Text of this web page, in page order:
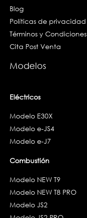
Blog
Políticas de privacidad
Términos y Condiciones
Cita Post Venta
Modelos
Eléctricos
Modelo E30X
Modelo e-JS4
Modelo e-J7
Combustión
Modelo NEW T9
Modelo NEW T8 PRO
Modelo JS2